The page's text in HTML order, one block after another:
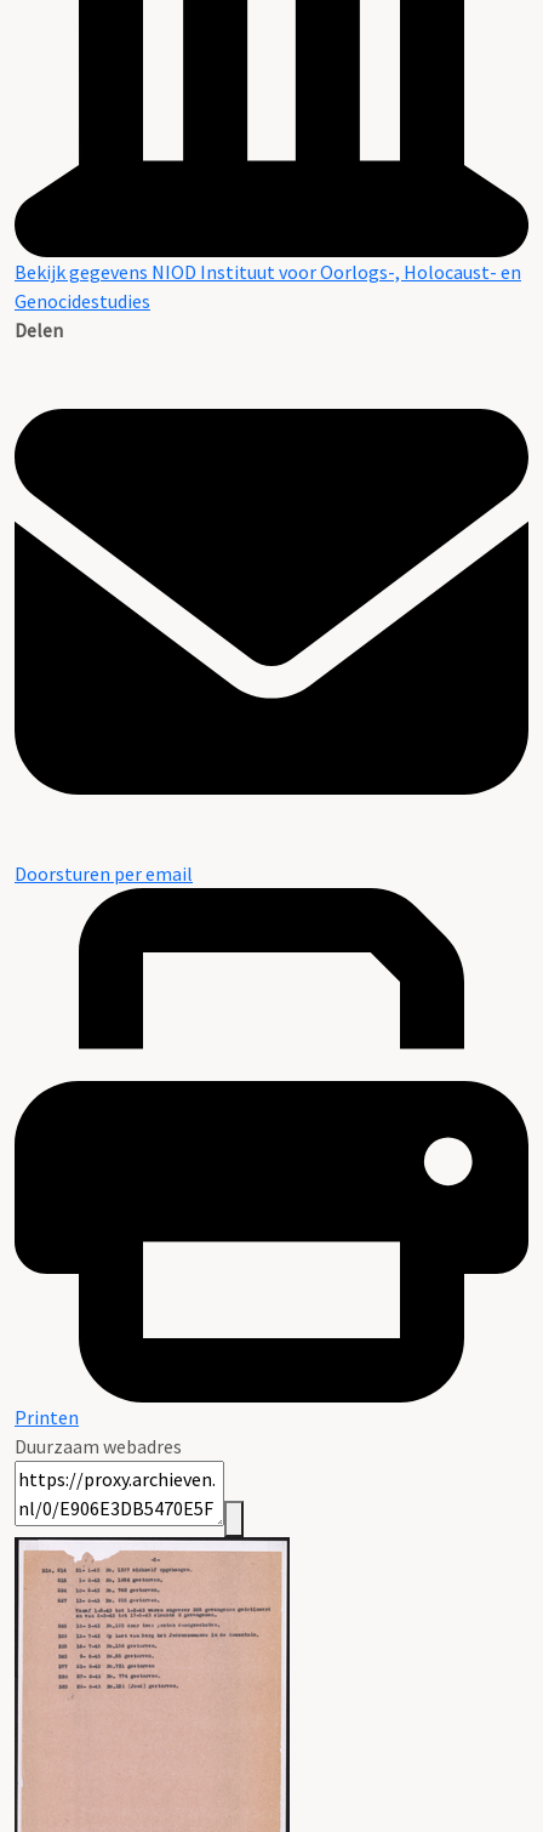
Bekijk gegevens NIOD Instituut voor Oorlogs-, Holocaust- en
Genocidestudies
Delen
Doorsturen per email
Printen
Duurzaam webadres